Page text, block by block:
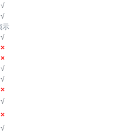
√
√
示
√
×
×
√
√
×
√
×
√